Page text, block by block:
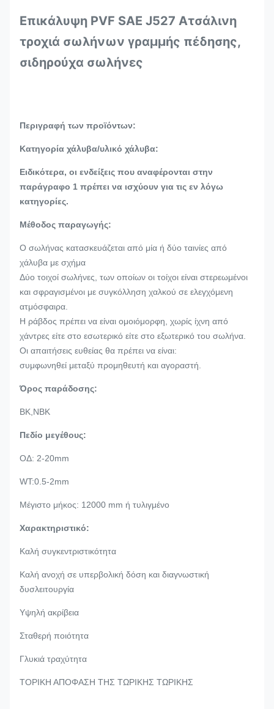
Επικάλυψη PVF SAE J527 Ατσάλινη
τροχιά σωλήνων γραμμής πέδησης,
σιδηρούχα σωλήνες
Περιγραφή των προϊόντων:
Κατηγορία χάλυβα/υλικό χάλυβα:
Ειδικότερα, οι ενδείξεις που αναφέρονται στην
παράγραφο 1 πρέπει να ισχύουν για τις εν λόγω
κατηγορίες.
Μέθοδος παραγωγής:
Ο σωλήνας κατασκευάζεται από μία ή δύο ταινίες από
χάλυβα με σχήμα
Δύο τοιχοί σωλήνες, των οποίων οι τοίχοι είναι στερεωμένοι
και σφραγισμένοι με συγκόλληση χαλκού σε ελεγχόμενη
ατμόσφαιρα.
Η ράβδος πρέπει να είναι ομοιόμορφη, χωρίς ίχνη από
χάντρες είτε στο εσωτερικό είτε στο εξωτερικό του σωλήνα.
Οι απαιτήσεις ευθείας θα πρέπει να είναι:
συμφωνηθεί μεταξύ προμηθευτή και αγοραστή.
Όρος παράδοσης:
BK,NBK
Πεδίο μεγέθους:
ΟΔ: 2-20mm
WT:0.5-2mm
Μέγιστο μήκος: 12000 mm ή τυλιγμένο
Χαρακτηριστικό:
Καλή συγκεντριστικότητα
Καλή ανοχή σε υπερβολική δόση και διαγνωστική
δυσλειτουργία
Υψηλή ακρίβεια
Σταθερή ποιότητα
Γλυκιά τραχύτητα
ΤΟΡΙΚΗ ΑΠΟΦΑΣΗ ΤΗΣ ΤΩΡΙΚΗΣ ΤΩΡΙΚΗΣ